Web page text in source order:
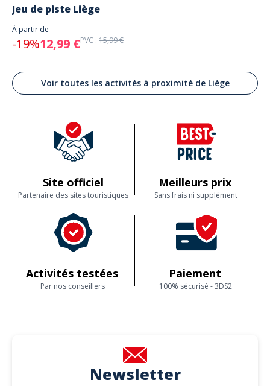
Jeu de piste Liège
À partir de
-19%12,99 €PVC : 15,99 €
Voir toutes les activités à proximité de Liège
Site officiel
Partenaire des sites touristiques
Meilleurs prix
Sans frais ni supplément
Activités testées
Par nos conseillers
Paiement
100% sécurisé - 3DS2
Newsletter